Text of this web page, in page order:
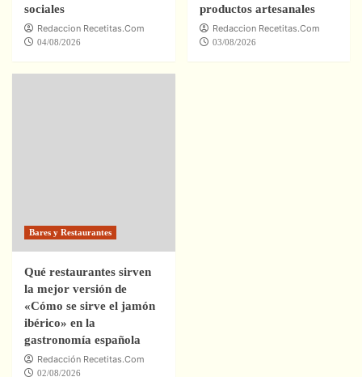
sociales
Redaccion Recetitas.Com
04/08/2026
productos artesanales
Redaccion Recetitas.Com
03/08/2026
Bares y Restaurantes
Qué restaurantes sirven
la mejor versión de
«Cómo se sirve el jamón
ibérico» en la
gastronomía española
Redacción Recetitas.Com
02/08/2026